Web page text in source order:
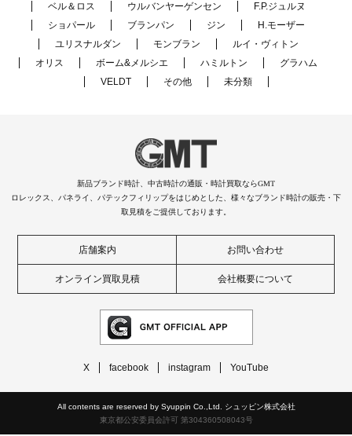
ベル＆ロス
ウルバンヤーゲンセン
F.P.ジュルヌ
ショパール
ブランパン ジン
H.モーザー
ユリスナルダン
モンブラン
ルイ・ヴィトン
オリス
ボーム&メルシエ ハミルトン
グラハム
VELDT
その他 未分類
新品ブランド時計、中古時計の通販・時計買取ならGMT
ロレックス、パネライ、パテックフィリップをはじめとした、様々なブランド時計の販売・下
取見積をご提供しております。
店舗案内 お問い合わせ
オンライン買取見積 会社概要について
X facebook instagram YouTube
All contents are reserved by Syuppin Co.,Ltd. シュッピン株式会社
東京都公安委員会許可 第304360508043号